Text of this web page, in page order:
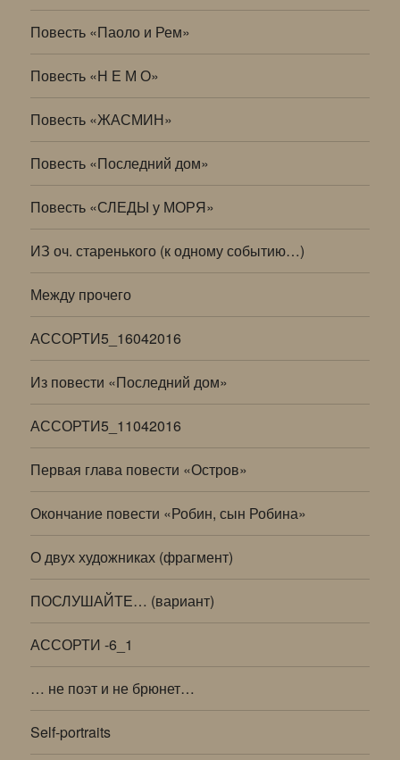
Повесть «Паоло и Рем»
Повесть «Н Е М О»
Повесть «ЖАСМИН»
Повесть «Последний дом»
Повесть «СЛЕДЫ у МОРЯ»
ИЗ оч. старенького (к одному событию…)
Между прочего
АССОРТИ5_16042016
Из повести «Последний дом»
АССОРТИ5_11042016
Первая глава повести «Остров»
Окончание повести «Робин, сын Робина»
О двух художниках (фрагмент)
ПОСЛУШАЙТЕ… (вариант)
АССОРТИ -6_1
… не поэт и не брюнет…
Self-portraits